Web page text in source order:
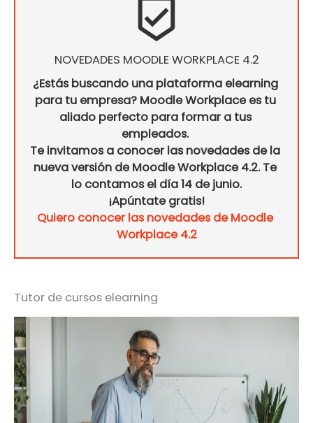
beenhere
NOVEDADES MOODLE WORKPLACE 4.2
¿Estás buscando una plataforma elearning
para tu empresa? Moodle Workplace es tu
aliado perfecto para formar a tus
empleados.
Te invitamos a conocer las novedades de la
nueva versión de Moodle Workplace 4.2. Te
lo contamos el día 14 de junio.
¡Apúntate gratis!
Quiero conocer las novedades de Moodle
Workplace 4.2
Tutor de cursos elearning